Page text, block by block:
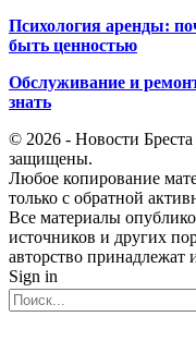
Психология аренды:
быть ценностью
Обслуживание и
знать
© 2026 - Новости Бреста
защищены.
Любое копирование
только с обратной
Все материалы
источников и других
авторство принадлежат
Sign in